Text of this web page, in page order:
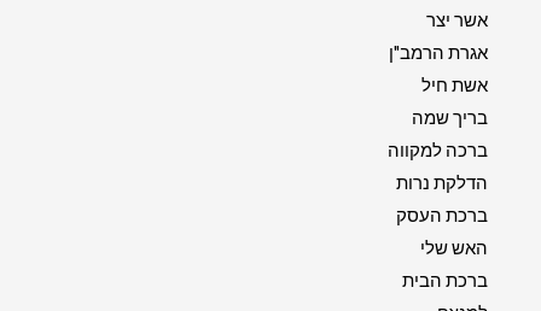
אשר יצר
אגרת הרמב"ן
אשת חיל
בריך שמה
ברכה למקווה
הדלקת נרות
ברכת העסק
האש שלי
ברכת הבית